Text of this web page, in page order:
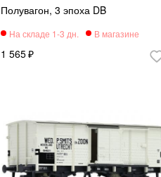
Полувагон, 3 эпоха DB
1 565